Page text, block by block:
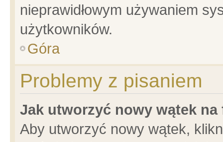
nieprawidłowym używaniem
użytkowników.
Góra
Problemy z pisaniem
Jak utworzyć nowy wątek na
Aby utworzyć nowy wątek,